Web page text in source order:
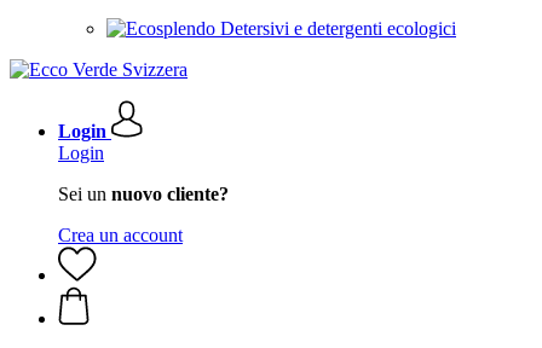
Detersivi e detergenti ecologici
Login
Login
Sei un nuovo cliente?
Crea un account